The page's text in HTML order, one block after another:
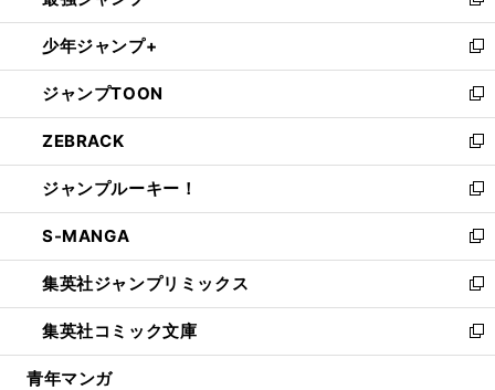
ウ
で
開
く
ン
ド
ウ
で
開
く
ウ
ィ
ン
ド
ウ
で
開
く
し
い
ウ
ィ
ン
ド
ウ
で
開
く
少年ジャンプ+
新
し
い
ウ
ィ
ン
ド
ウ
で
開
く
ジャンプTOON
新
し
い
ウ
ィ
ン
ド
ウ
で
開
く
ZEBRACK
新
し
い
ウ
ィ
ン
ド
ウ
で
開
ジャンプルーキー！
新
し
い
ウ
ィ
ン
ド
ウ
S-MANGA
新
し
い
ウ
ィ
ン
集英社ジャンプリミックス
新
し
い
ウ
集英社コミック文庫
新
し
青年マンガ